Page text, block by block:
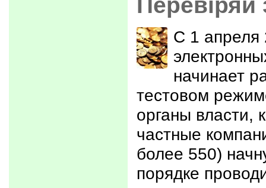
С 1 апреля
начинает
тестовом
органы власти,
частные
более 550)
порядке